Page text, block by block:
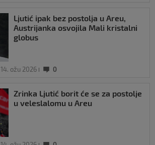
Ljutić ipak bez postolja u Areu,
Austrijanka osvojila Mali kristalni
globus
14. ožu 2026 0
Zrinka Ljutić borit će se za postolje
u veleslalomu u Areu